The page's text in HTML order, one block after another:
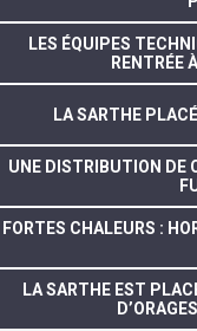
LES ÉQUIPES
RENTRÉE
LA SARTHE
UNE DISTRIBUTION DE
FORTES CHALEURS :
LA SARTHE EST